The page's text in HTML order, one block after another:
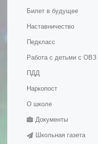
Билет в будущее
Наставничество
Педкласс
Работа с детьми с ОВЗ
ПДД
Наркопост
О школе
Правила приема в школу
История школы
Документы
Школьная газета